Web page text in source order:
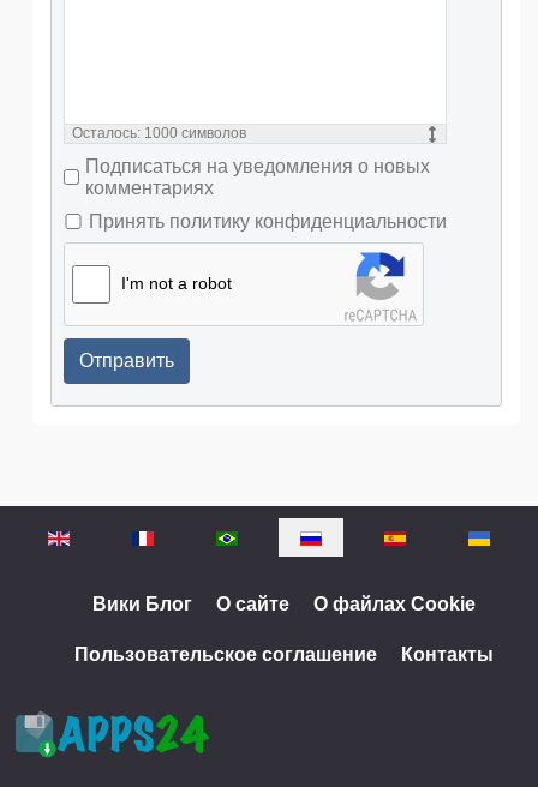
Осталось: 1000 символов
Подписаться на уведомления о новых
комментариях
Принять политику конфиденциальности
I'm not a robot
Отправить
Выберите язык
Вики Блог О сайте О файлах Cookie
Пользовательское соглашение Контакты